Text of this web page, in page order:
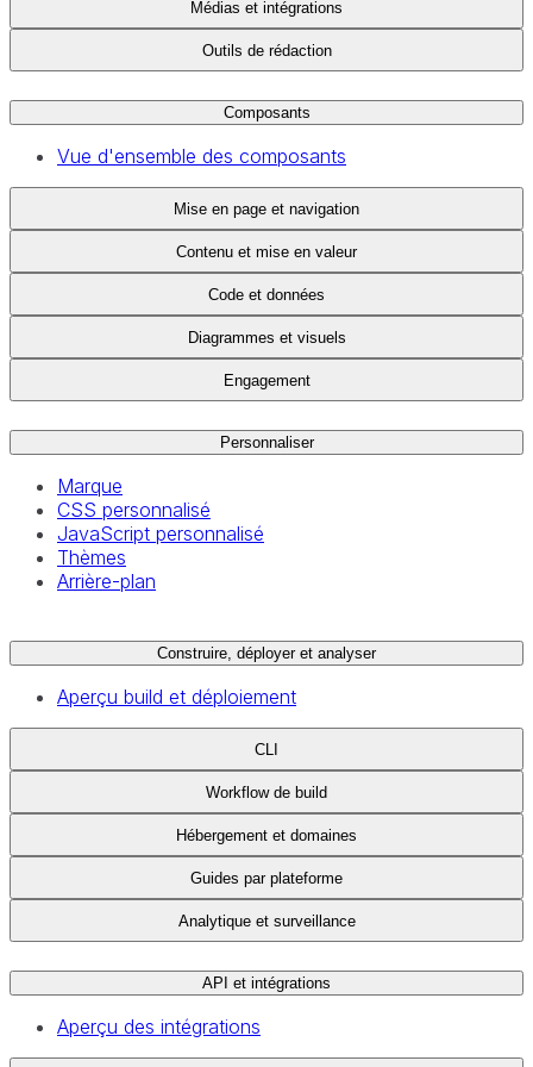
Médias et intégrations
Outils de rédaction
Composants
Vue d'ensemble des composants
Mise en page et navigation
Contenu et mise en valeur
Code et données
Diagrammes et visuels
Engagement
Personnaliser
Marque
CSS personnalisé
JavaScript personnalisé
Thèmes
Arrière-plan
Construire, déployer et analyser
Aperçu build et déploiement
CLI
Workflow de build
Hébergement et domaines
Guides par plateforme
Analytique et surveillance
API et intégrations
Aperçu des intégrations